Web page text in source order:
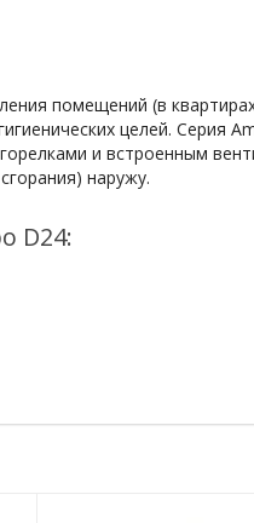
помещений (в
целей. Серия
и встроенным
наружу.
D24: